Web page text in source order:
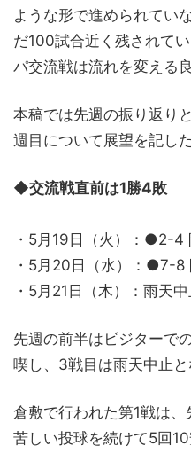
ような形で進められてい
だ100試合近く残されて
パ交流戦は流れを変える
本稿では先週の振り返り
週目について展望を記した
◆交流戦直前は1勝4敗
・5月19日（火）：●2-4
・5月20日（水）：●7-8
・5月21日（木）：雨天
先週の前半はビジターで
喫し、3戦目は雨天中止と
倉敷で行われた第1戦は、
苦しい投球を続けて5回